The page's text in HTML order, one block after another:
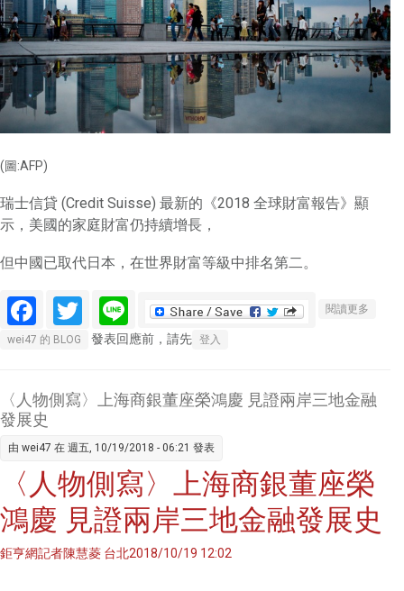
(圖:AFP)
瑞士信貸 (Credit Suisse) 最新的《2018 全球財富報告》顯
示，美國的家庭財富仍持續增長，
但中國已取代日本，在世界財富等級中排名第二。
Facebook
Twitter
Line 閱讀更多
國已超
wei47 的 BLOG 發表回應前，請先 登入
〈人物側寫〉上海商銀董座榮鴻慶 見證兩岸三地金融
發展史
由 wei47 在 週五, 10/19/2018 - 06:21 發表
〈人物側寫〉上海商銀董座榮
鴻慶 見證兩岸三地金融發展史
鉅亨網記者陳慧菱 台北2018/10/19 12:02